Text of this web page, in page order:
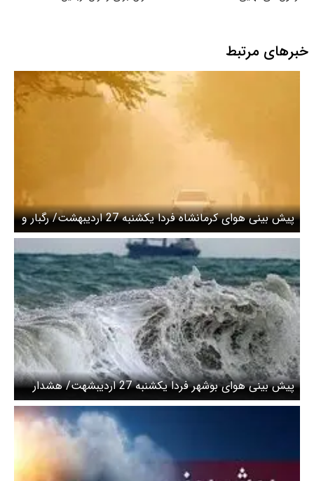
خبرهای مرتبط
پیش بینی هوای کرمانشاه فردا یکشنبه 27 اردیبهشت/ رگبار و
نفوذ غبار تا پایان هفته
پیش بینی هوای بوشهر فردا یکشنبه 27 اردیبشهت/ هشدار
دریایی صادر شد